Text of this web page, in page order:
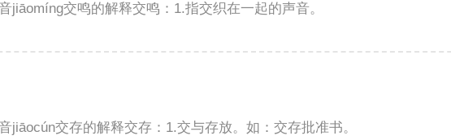
jiāomíng交鸣的解释交鸣：1.指交织在一起的声音。
jiāocún交存的解释交存：1.交与存放。如：交存批准书。